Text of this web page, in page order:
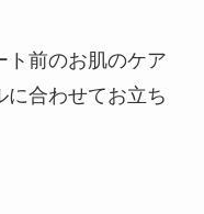
ト前のお肌のケア
に合わせてお立ち